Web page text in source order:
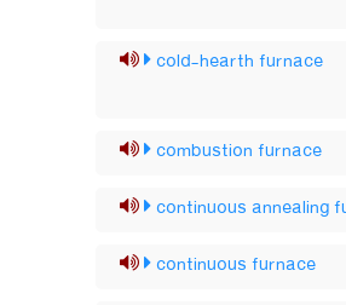
cold-hearth furnace
combustion furnace
continuous annealing
continuous furnace